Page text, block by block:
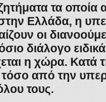
τα οποία
Ελλάδα, η
οι
διάλογο
η χώρα.
από την
τους.